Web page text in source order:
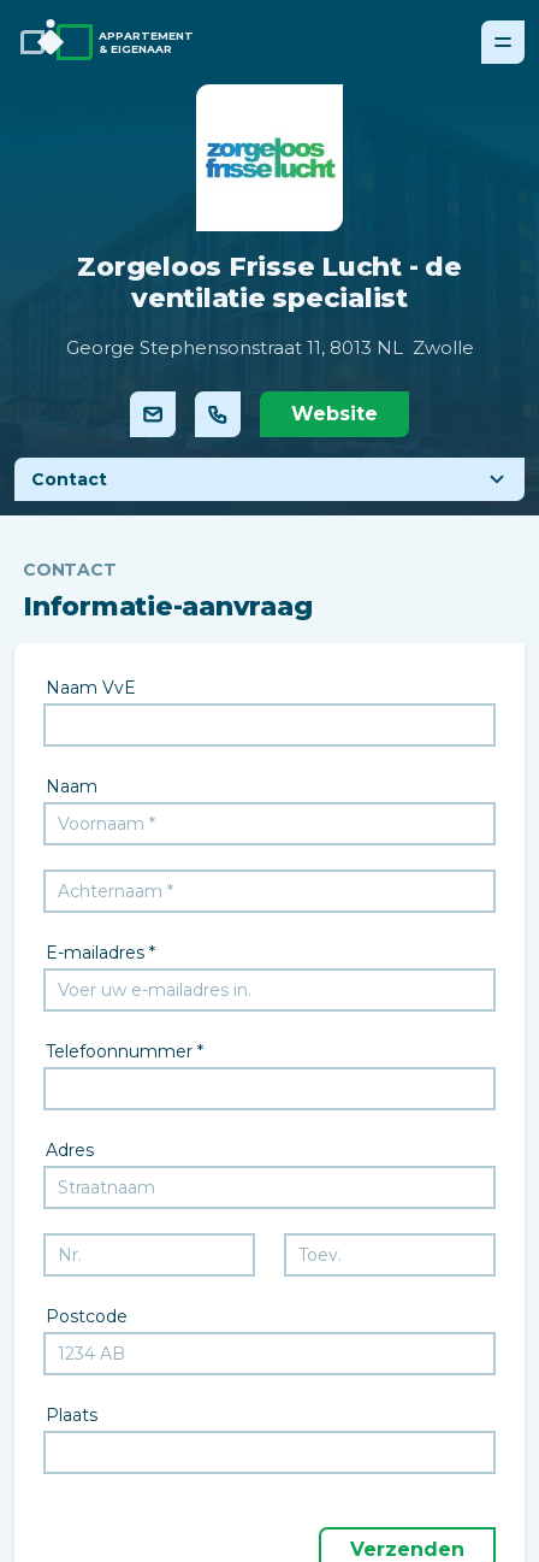
APPARTEMENT
& EIGENAAR
Zorgeloos Frisse Lucht - de
ventilatie specialist
George Stephensonstraat 11, 8013 NL Zwolle
Website
Contact
CONTACT
Informatie-aanvraag
Naam VvE
Naam
E-mailadres *
Telefoonnummer *
Adres
Postcode
Plaats
Verzenden